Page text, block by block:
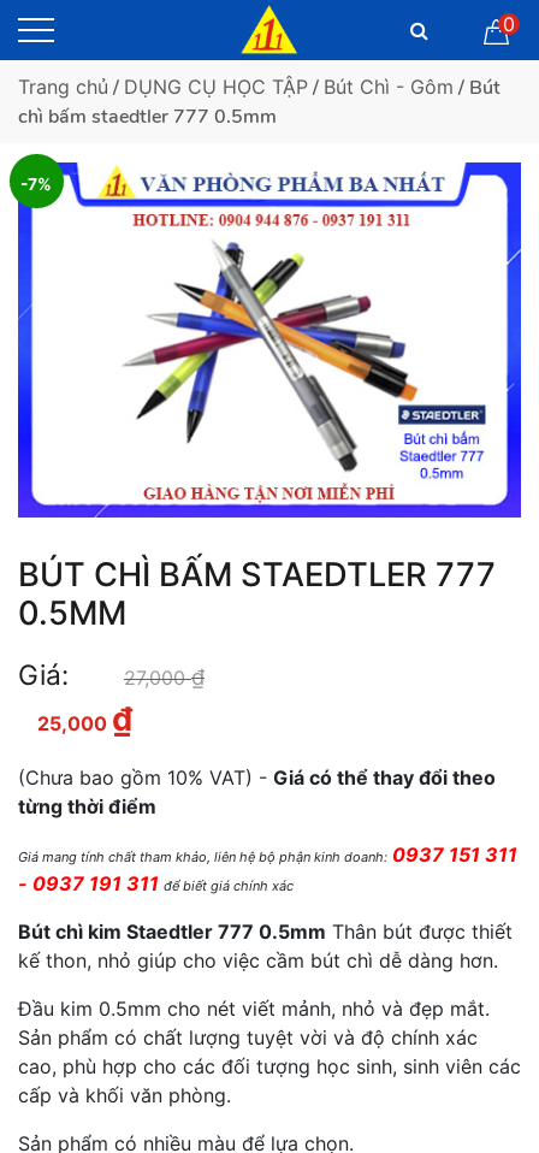
0
Trang chủ / DỤNG CỤ HỌC TẬP / Bút Chì - Gôm / Bút
chì bấm staedtler 777 0.5mm
-7%
BÚT CHÌ BẤM STAEDTLER 777
0.5MM
Giá: 27,000₫
25,000 ₫
(Chưa bao gồm 10% VAT) - Giá có thể thay đổi theo
từng thời điểm
Giá mang tính chất tham khảo, liên hệ bộ phận kinh doanh: 0937 151 311
- 0937 191 311 để biết giá chính xác
Bút chì kim Staedtler 777 0.5mm Thân bút được thiết
kế thon, nhỏ giúp cho việc cầm bút chì dễ dàng hơn.
Đầu kim 0.5mm cho nét viết mảnh, nhỏ và đẹp mắt.
Sản phẩm có chất lượng tuyệt vời và độ chính xác
cao, phù hợp cho các đối tượng học sinh, sinh viên các
cấp và khối văn phòng.
Sản phẩm có nhiều màu để lựa chọn.